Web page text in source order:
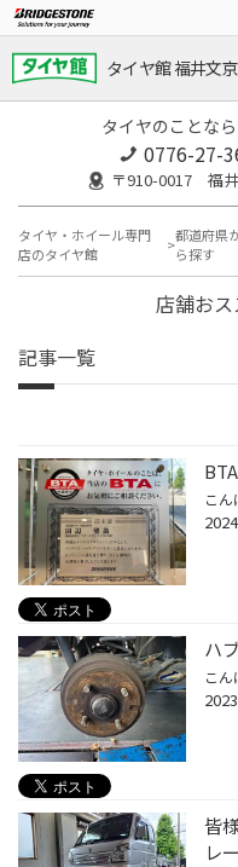
タイヤ館 福井文京
タイヤのことな
0776-27-
〒910-0017 福
タイヤ・ホイール専門
店のタイヤ館
都道府県
ら探す
店舗お
記事一覧
ハ
皆
レ